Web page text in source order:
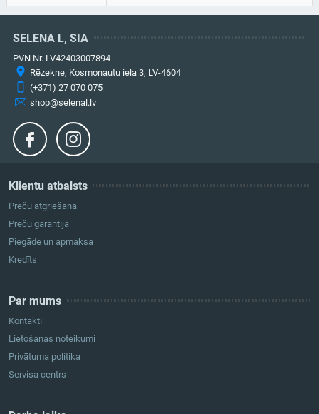
Klientu atbalsts
Preču atgriešana
Preču garantija
Piegāde un apmaksa
Kredīts
Par mums
Kontakti
Lietošanas noteikumi
Privātuma politika
Servisa centrs
SELENA L, SIA
PVN Nr. LV42403007894
Rēzekne, Kosmonautu iela 3, LV-4604
(+371) 27 070 075
shop@selenal.lv